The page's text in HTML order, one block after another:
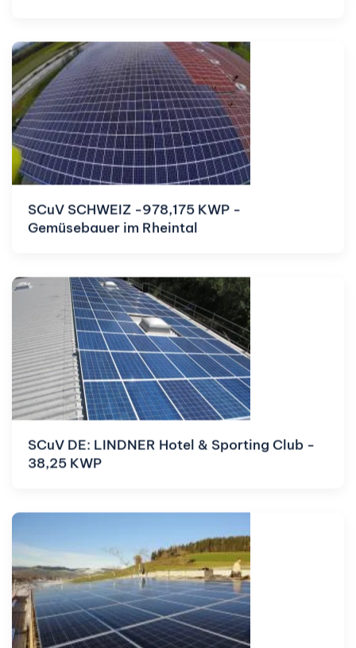
SCuV SCHWEIZ -978,175 KWP -
Gemüsebauer im Rheintal
SCuV DE: LINDNER Hotel & Sporting Club -
38,25 KWP